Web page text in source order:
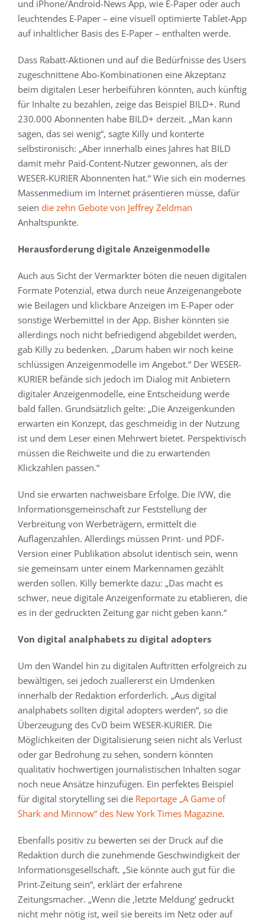
und iPhone/Android-News App, wie E-Paper oder auch
leuchtendes E-Paper – eine visuell optimierte Tablet-App
auf inhaltlicher Basis des E-Paper – enthalten werde.
Dass Rabatt-Aktionen und auf die Bedürfnisse des Users
zugeschnittene Abo-Kombinationen eine Akzeptanz
beim digitalen Leser herbeiführen könnten, auch künftig
für Inhalte zu bezahlen, zeige das Beispiel BILD+. Rund
230.000 Abonnenten habe BILD+ derzeit. „Man kann
sagen, das sei wenig“, sagte Killy und konterte
selbstironisch: „Aber innerhalb eines Jahres hat BILD
damit mehr Paid-Content-Nutzer gewonnen, als der
WESER-KURIER Abonnenten hat.“ Wie sich ein modernes
Massenmedium im Internet präsentieren müsse, dafür
seien die zehn Gebote von Jeffrey Zeldman
Anhaltspunkte.
Herausforderung digitale Anzeigenmodelle
Auch aus Sicht der Vermarkter böten die neuen digitalen
Formate Potenzial, etwa durch neue Anzeigenangebote
wie Beilagen und klickbare Anzeigen im E-Paper oder
sonstige Werbemittel in der App. Bisher könnten sie
allerdings noch nicht befriedigend abgebildet werden,
gab Killy zu bedenken. „Darum haben wir noch keine
schlüssigen Anzeigenmodelle im Angebot.“ Der WESER-
KURIER befände sich jedoch im Dialog mit Anbietern
digitaler Anzeigenmodelle, eine Entscheidung werde
bald fallen. Grundsätzlich gelte: „Die Anzeigenkunden
erwarten ein Konzept, das geschmeidig in der Nutzung
ist und dem Leser einen Mehrwert bietet. Perspektivisch
müssen die Reichweite und die zu erwartenden
Klickzahlen passen.“
Und sie erwarten nachweisbare Erfolge. Die IVW, die
Informationsgemeinschaft zur Feststellung der
Verbreitung von Werbeträgern, ermittelt die
Auflagenzahlen. Allerdings müssen Print- und PDF-
Version einer Publikation absolut identisch sein, wenn
sie gemeinsam unter einem Markennamen gezählt
werden sollen. Killy bemerkte dazu: „Das macht es
schwer, neue digitale Anzeigenformate zu etablieren, die
es in der gedruckten Zeitung gar nicht geben kann.“
Von digital analphabets zu digital adopters
Um den Wandel hin zu digitalen Auftritten erfolgreich zu
bewältigen, sei jedoch zuallererst ein Umdenken
innerhalb der Redaktion erforderlich. „Aus digital
analphabets sollten digital adopters werden“, so die
Überzeugung des CvD beim WESER-KURIER. Die
Möglichkeiten der Digitalisierung seien nicht als Verlust
oder gar Bedrohung zu sehen, sondern könnten
qualitativ hochwertigen journalistischen Inhalten sogar
noch neue Ansätze hinzufügen. Ein perfektes Beispiel
für digital storytelling sei die Reportage „A Game of
Shark and Minnow“ des New York Times Magazine.
Ebenfalls positiv zu bewerten sei der Druck auf die
Redaktion durch die zunehmende Geschwindigkeit der
Informationsgesellschaft. „Sie könnte auch gut für die
Print-Zeitung sein“, erklärt der erfahrene
Zeitungsmacher. „Wenn die ‚letzte Meldung‘ gedruckt
nicht mehr nötig ist, weil sie bereits im Netz oder auf